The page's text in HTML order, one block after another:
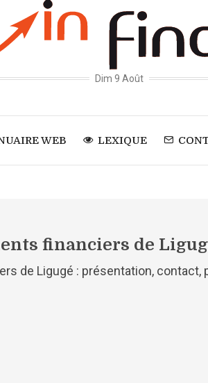
Dim 9 Août
WEB LEXIQUE
financiers de
de Ligugé : présentation, contact,